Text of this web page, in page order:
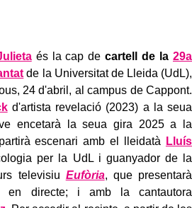
és la cap decartell de la 29a
de la Universitat de Lleida (UdL),
24 d'abril, al campus de Cappont.
d'artista revelació (2023) a la seua
encetarà la seua gira 2025 a la
escenari amb el lleidatà
Lluís
per la UdL i guanyador de la
televisiu Eufòria, que presentarà
en directe; i amb la cantautora